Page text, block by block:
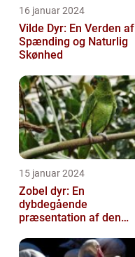
16 januar 2024
Vilde Dyr: En Verden af
Spænding og Naturlig
Skønhed
15 januar 2024
Zobel dyr: En
dybdegående
præsentation af den